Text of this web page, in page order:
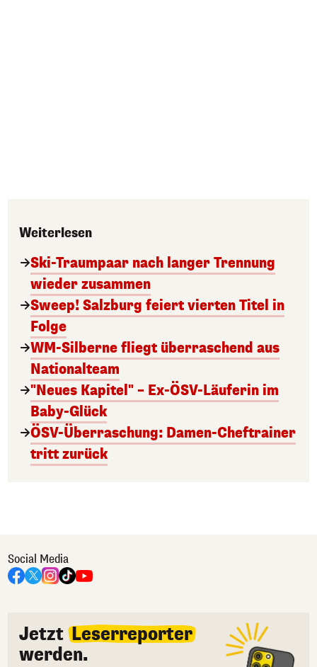
Weiterlesen
Ski-Traumpaar nach langer Trennung
wieder zusammen
Sweep! Salzburg feiert vierten Titel in
Folge
WM-Silberne fliegt überraschend aus
Nationalteam
"Neues Kapitel" – Ex-ÖSV-Läuferin im
Baby-Glück
ÖSV-Überraschung: Damen-Cheftrainer
tritt zurück
Social Media
Jetzt Leserreporter
werden.